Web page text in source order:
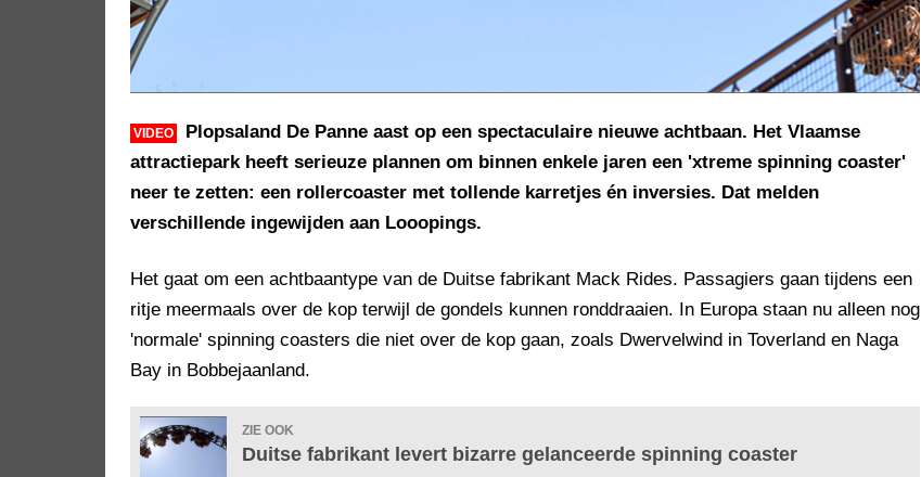
VIDEO
Plopsaland De Panne aast op een spectaculaire nieuwe achtbaan. Het Vlaamse
attractiepark heeft serieuze plannen om binnen enkele jaren een 'xtreme spinning coaster'
neer te zetten: een rollercoaster met tollende karretjes én inversies. Dat melden
verschillende ingewijden aan Looopings.
Het gaat om een achtbaantype van de Duitse fabrikant Mack Rides. Passagiers gaan tijdens een
ritje meermaals over de kop terwijl de gondels kunnen ronddraaien. In Europa staan nu alleen nog
'normale' spinning coasters die niet over de kop gaan, zoals Dwervelwind in Toverland en Naga
Bay in Bobbejaanland.
ZIE OOK
Duitse fabrikant levert bizarre gelanceerde spinning coaster